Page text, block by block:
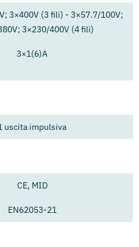
3×400V (3 fili) - 3×57.7/100V;
3×230/400V (4 fili)
3×1(6)A
uscita impulsiva
CE, MID
EN62053-21